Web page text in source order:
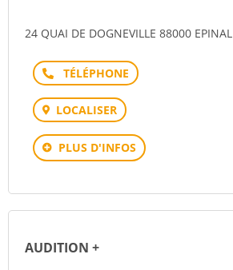
24 QUAI DE DOGNEVILLE 88000 EPINAL
Téléphone
LOCALISER
PLUS D'INFOS
AUDITION +